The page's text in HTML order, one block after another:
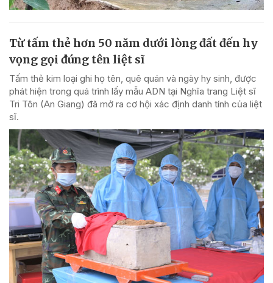
Từ tấm thẻ hơn 50 năm dưới lòng đất đến hy
vọng gọi đúng tên liệt sĩ
Tấm thẻ kim loại ghi họ tên, quê quán và ngày hy sinh, được
phát hiện trong quá trình lấy mẫu ADN tại Nghĩa trang Liệt sĩ
Tri Tôn (An Giang) đã mở ra cơ hội xác định danh tính của liệt
sĩ.